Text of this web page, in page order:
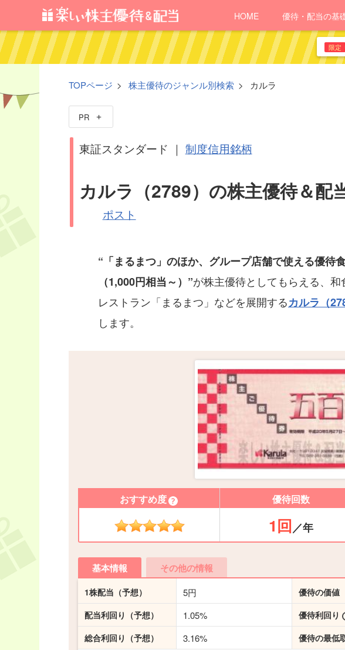
HOME 優待・配当の基
限定
TOPページ 株主優待のジャンル別検索 カルラ
PR
東証スタンダード ｜ 制度信用銘柄
カルラ（2789）の株主優待＆配
ポスト
“「まるまつ」のほか、グループ店舗で使える優待
（1,000円相当～）”が株主優待としてもらえる、和
レストラン「まるまつ」などを展開するカルラ（
します。
おすすめ度 優待回数
1回／年
基本情報 その他の情報
1株配当 （予想） 5円 優待の価値
配当利回り （予想） 1.05% 優待利回り
総合利回り （予想） 3.16% 優待の最低